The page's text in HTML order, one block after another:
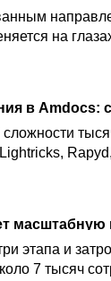
на
в Amdocs:
этапа и
7 тысяч